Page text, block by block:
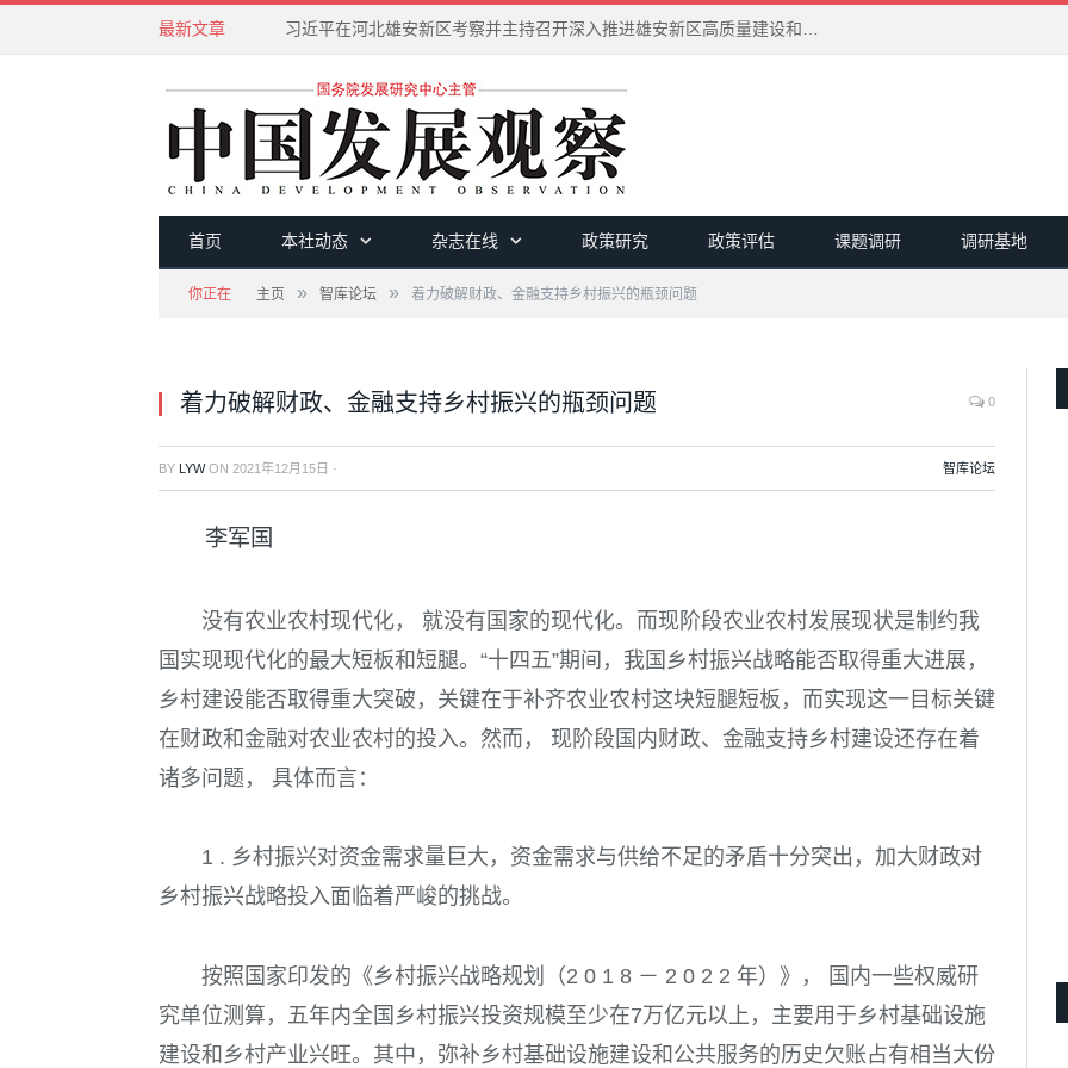
最新文章 习近平在河北雄安新区考察并主持召开深入推进雄安新区高质量建设和发展座谈会
首页 本社动态 杂志在线 政策研究 政策评估 课题调研 调研基地
你正在 主页 » 智库论坛 » 着力破解财政、金融支持乡村振兴的瓶颈问题
着力破解财政、金融支持乡村振兴的瓶颈问题 0
BY LYWON 2021年12月15日 · 智库论坛
李军国
没有农业农村现代化， 就没有国家的现代化。而现阶段农业农村发展现状是制约我
国实现现代化的最大短板和短腿。“十四五”期间，我国乡村振兴战略能否取得重大进展，
乡村建设能否取得重大突破，关键在于补齐农业农村这块短腿短板，而实现这一目标关键
在财政和金融对农业农村的投入。然而， 现阶段国内财政、金融支持乡村建设还存在着
诸多问题， 具体而言：
1 . 乡村振兴对资金需求量巨大，资金需求与供给不足的矛盾十分突出，加大财政对
乡村振兴战略投入面临着严峻的挑战。
按照国家印发的《乡村振兴战略规划（2 0 1 8 － 2 0 2 2 年）》， 国内一些权威研
究单位测算，五年内全国乡村振兴投资规模至少在7万亿元以上，主要用于乡村基础设施
建设和乡村产业兴旺。其中，弥补乡村基础设施建设和公共服务的历史欠账占有相当大份